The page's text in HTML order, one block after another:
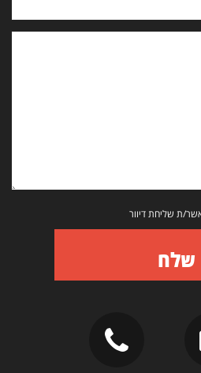
ת שליחת דיוור
שלח